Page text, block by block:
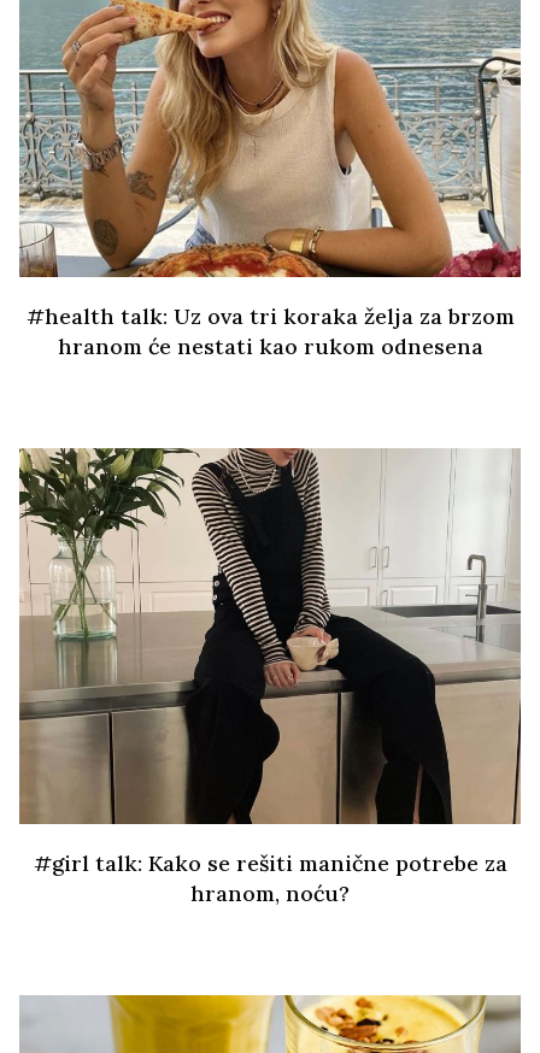
#health talk: Uz ova tri koraka želja za brzom
hranom će nestati kao rukom odnesena
#girl talk: Kako se rešiti manične potrebe za
hranom, noću?